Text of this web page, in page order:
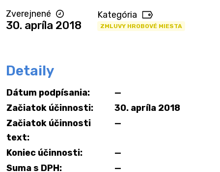
Zverejnené
30. apríla 2018
Kategória
ZMLUVY HROBOVÉ MIESTA
Detaily
Dátum podpísania:
—
Začiatok účinnosti:
30. apríla 2018
Začiatok účinnosti
text:
—
Koniec účinnosti:
—
Suma s DPH:
—